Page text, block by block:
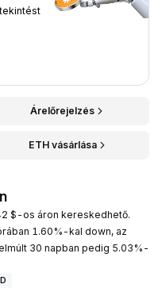
Árelőrejelzés
ETH vásárlása
$-os áron kereskedhető.
1.60%-kal down, az
30 napban pedig 5.03%-